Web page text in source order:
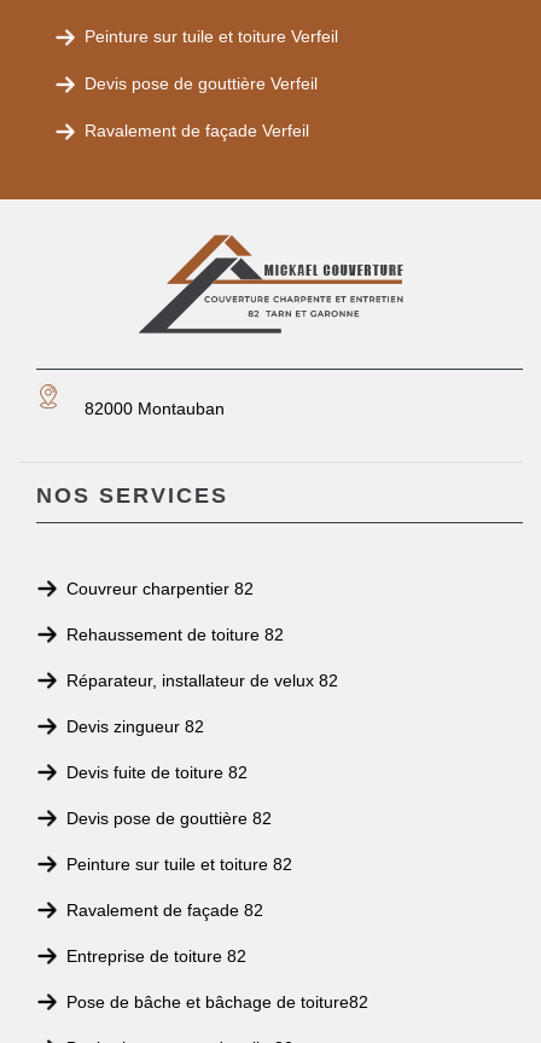
Peinture sur tuile et toiture Verfeil
Devis pose de gouttière Verfeil
Ravalement de façade Verfeil
82000 Montauban
NOS SERVICES
Couvreur charpentier 82
Rehaussement de toiture 82
Réparateur, installateur de velux 82
Devis zingueur 82
Devis fuite de toiture 82
Devis pose de gouttière 82
Peinture sur tuile et toiture 82
Ravalement de façade 82
Entreprise de toiture 82
Pose de bâche et bâchage de toiture82